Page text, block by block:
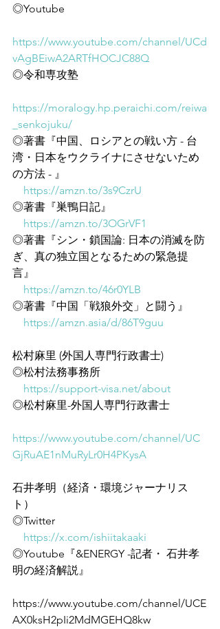
◎Youtube
https://www.youtube.com/channel/UCd
vAgBEiwA2ARTfHOCJC88Q
◎令和専攻塾
https://moralogy.hp.peraichi.com/reiwa
_senkojuku/
◎著書『中国、ロシアとの戦い方 - 台
湾・日本をウクライナにさせないため
の方法 - 』
https://amzn.to/3s9CzrU
◎著書『巣鴨日記』
https://amzn.to/3OGrVF1
◎著書『シン・鎖国論: 日本の消滅を防
ぎ、真の独立国となるための緊急提
言』
https://amzn.to/46r0YLB
◎著書『中国「戦狼外交」と闘う』
https://amzn.asia/d/86T9guu
松村麻里 (外国人専門行政書士)
◎松村法務事務所
https://support-visa.net/about
◎松村麻里-外国人専門行政書士
https://www.youtube.com/channel/UC
GjRuAE1nMuRyLr0H4PKysA
石井孝明（経済・環境ジャーナリス
ト）
◎Twitter
https://x.com/ishiitakaaki
◎Youtube『&ENERGY -記者・ 石井孝
明の経済解説』
https://www.youtube.com/channel/UCE
AX0ksH2pIi2MdMGEHQ8kw